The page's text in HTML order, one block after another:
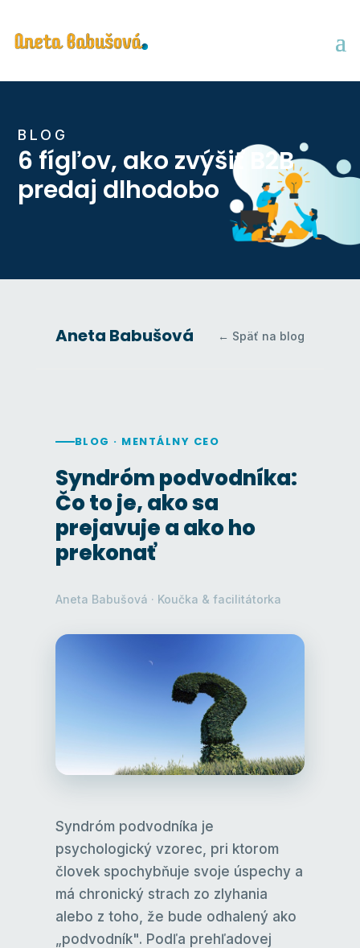
BLOG
6 fígľov, ako zvýšiť B2B
predaj dlhodobo
Aneta Babušová ← Späť na blog
BLOG · MENTÁLNY CEO
Syndróm podvodníka:
Čo to je, ako sa
prejavuje a ako ho
prekonať
Aneta Babušová · Koučka & facilitátorka
Syndróm podvodníka je
psychologický vzorec, pri ktorom
človek spochybňuje svoje úspechy a
má chronický strach zo zlyhania
alebo z toho, že bude odhalený ako
„podvodník". Podľa prehľadovej